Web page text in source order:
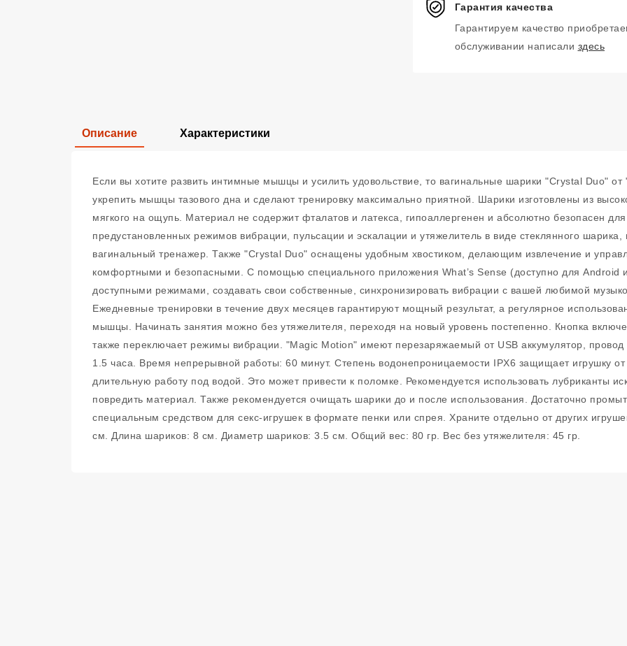
Гарантия качества
Гарантируем качество
обслуживании написали здесь
Описание Характеристики
Если вы хотите развить интимные мышцы и усилить удовольствие, то вагинальные шарики "Crystal Duo"
укрепить мышцы тазового дна и сделают тренировку максимально приятной. Шарики изготовлены из
мягкого на ощупь. Материал не содержит фталатов и латекса, гипоаллергенен и абсолютно безопасен
предустановленных режимов вибрации, пульсации и эскалации и утяжелитель в виде стеклянного
вагинальный тренажер. Также "Crystal Duo" оснащены удобным хвостиком, делающим извлечение и
комфортными и безопасными. С помощью специального приложения What’s Sense (доступно для Android
доступными режимами, создавать свои собственные, синхронизировать вибрации с вашей любимой
Ежедневные тренировки в течение двух месяцев гарантируют мощный результат, а регулярное
мышцы. Начинать занятия можно без утяжелителя, переходя на новый уровень постепенно. Кнопка
также переключает режимы вибрации. "Magic Motion" имеют перезаряжаемый от USB аккумулятор, провод
1.5 часа. Время непрерывной работы: 60 минут. Степень водонепроницаемости IPX6 защищает игрушку от
длительную работу под водой. Это может привести к поломке. Рекомендуется использовать лубриканты
повредить материал. Также рекомендуется очищать шарики до и после использования. Достаточно
специальным средством для секс-игрушек в формате пенки или спрея. Храните отдельно от других
см. Длина шариков: 8 см. Диаметр шариков: 3.5 см. Общий вес: 80 гр. Вес без утяжелителя: 45 гр.